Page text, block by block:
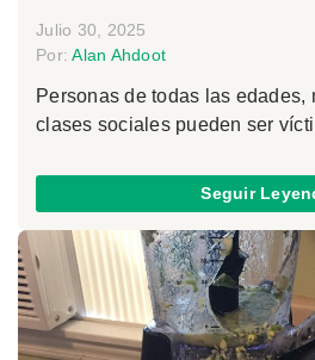
Julio 30, 2025
Por:Alan Ahdoot
Personas de todas las edades,
clases sociales pueden ser
Seguir